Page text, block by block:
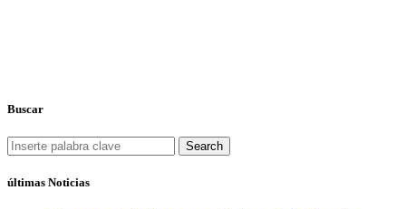
Buscar
Search
últimas Noticias